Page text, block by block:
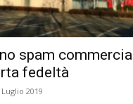
spam
fedeltà
Luglio 2019